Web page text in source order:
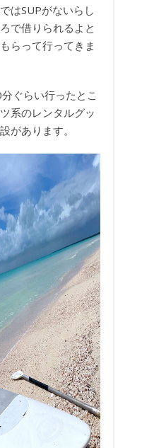
はSUPがないらし
で借りられるよと
らって行ってきま
ぐらい行ったとこ
系のレンタルグッ
があります。